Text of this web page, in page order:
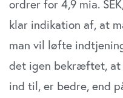
ordrer for 4,9 mia.
klar indikation af, at
man vil løfte
det igen bekræftet, at
ind til, er bedre, end